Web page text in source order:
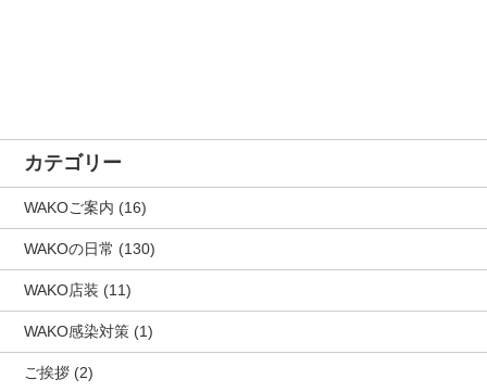
カテゴリー
WAKOご案内 (16)
WAKOの日常 (130)
WAKO店装 (11)
WAKO感染対策 (1)
ご挨拶 (2)